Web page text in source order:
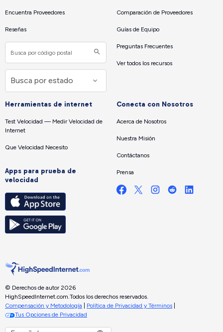
Encuentra Proveedores
Reseñas
Comparación de Proveedores
Guías de Equipo
Preguntas Frecuentes
Ver todos los recursos
Herramientas de internet
Test Velocidad — Medir Velocidad de
Internet
Que Velocidad Necesito
Apps para prueba de
velocidad
Conecta con Nosotros
Acerca de Nosotros
Nuestra Misión
Contáctanos
Prensa
© Derechos de autor 2026
HighSpeedInternet.com.Todos los derechos reservados.
Compensación y Metodología
Política de Privacidad y Términos
Tus Opciones de Privacidad